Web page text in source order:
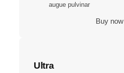
augue pulvinar
Buy now
Ultra